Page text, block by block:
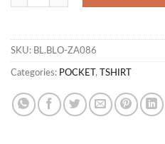
SKU: BL.BLO-ZA086
Categories: POCKET , TSHIRT